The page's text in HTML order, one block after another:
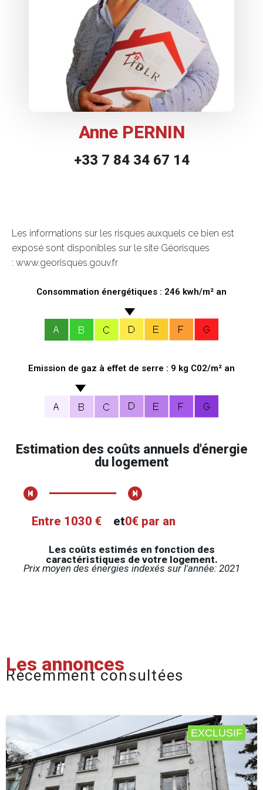
Anne PERNIN
+33 7 84 34 67 14
Les informations sur les risques auxquels ce bien est
exposé sont disponibles sur le site Géorisques
: www.georisques.gouv.fr
Consommation énergétiques : 246 kwh/m² an
Emission de gaz à effet de serre : 9 kg C02/m² an
Estimation des coûts annuels d'énergie
du logement
Entre 1030 € et0€ par an
Les coûts estimés en fonction des
caractéristiques de votre logement.
Prix moyen des énergies indexés sur l'année: 2021
Les annonces
Récemment consultées
EXCLUSIF